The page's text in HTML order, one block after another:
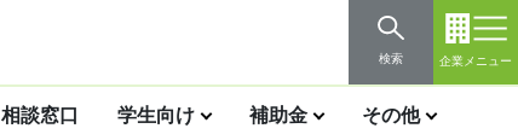
検索 企業メニュー
相談窓口 学生向け 補助金 その他